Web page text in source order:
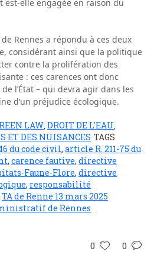
est-elle engagée en raison du
Rennes a répondu à ces deux
considérant ainsi que la politique
contre la prolifération des
: ces carences ont donc
l’État – qui devra agir dans les
d’un préjudice écologique.
LAW DROIT DE L'EAU
ET DES NUISANCES TAGS
du code civil, article R. 211-75 du
, carence fautive, directive
Faune-Flore, directive
, responsabilité
TA de Renne 13 mars 2025
de Rennes
0 0